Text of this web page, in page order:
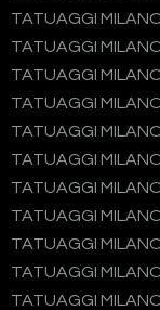
TATUAGGI
TATUAGGI
TATUAGGI
TATUAGGI
TATUAGGI
TATUAGGI
TATUAGGI
TATUAGGI
TATUAGGI
TATUAGGI
TATUAGGI